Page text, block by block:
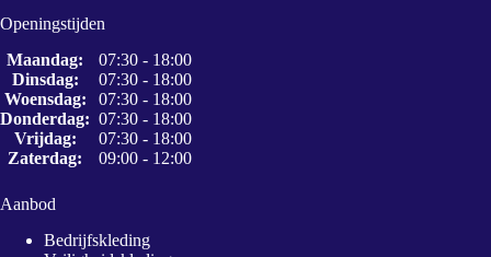
Openingstijden
Maandag:
07:30 - 18:00
Dinsdag:
07:30 - 18:00
Woensdag:
07:30 - 18:00
Donderdag: 07:30 - 18:00
Vrijdag:
07:30 - 18:00
Zaterdag:
09:00 - 12:00
Aanbod
Bedrijfskleding